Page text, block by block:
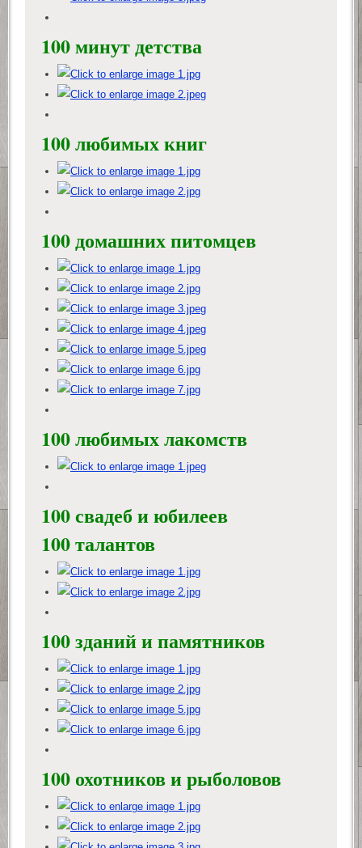
100 минут детства
100 любимых книг
100 домашних питомцев
100 любимых лакомств
100 свадеб и юбилеев
100 талантов
100 зданий и памятников
100 охотников и рыболовов